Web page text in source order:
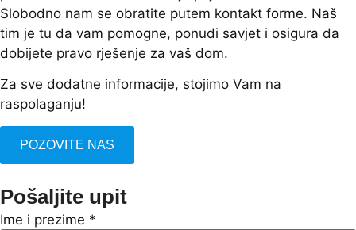
Slobodno nam se obratite putem kontakt forme. Naš
tim je tu da vam pomogne, ponudi savjet i osigura da
dobijete pravo rješenje za vaš dom.
Za sve dodatne informacije, stojimo Vam na
raspolaganju!
POZOVITE NAS
Pošaljite upit
Ime i prezime *